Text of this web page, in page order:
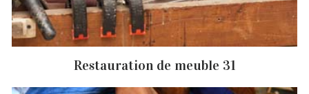
Restauration de meuble 31